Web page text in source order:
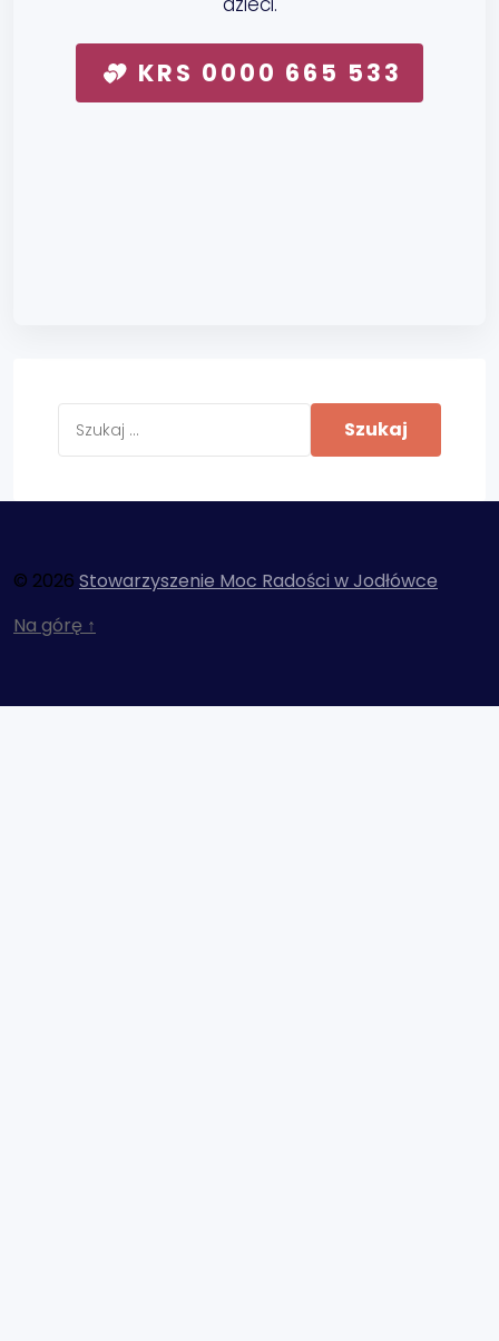
KRS 0000 665 533
© 2026 Stowarzyszenie Moc Radości w Jodłówce
Na górę ↑